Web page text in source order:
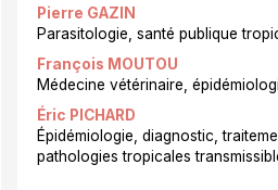
Pierre GAZIN
Parasitologie, santé publique
François MOUTOU
Médecine vétérinaire,
Éric PICHARD
Épidémiologie, diagnostic,
pathologies tropicales